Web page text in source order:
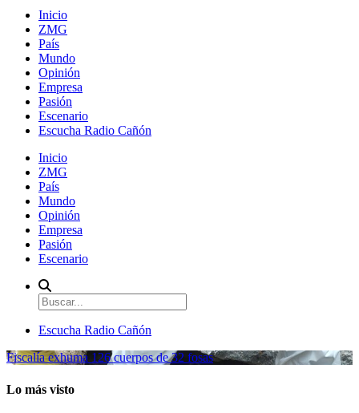
Inicio
ZMG
País
Mundo
Opinión
Empresa
Pasión
Escenario
Escucha Radio Cañón
Inicio
ZMG
País
Mundo
Opinión
Empresa
Pasión
Escenario
Escucha Radio Cañón
Fiscalía exhuma 126 cuerpos de 32 fosas
Lo más visto